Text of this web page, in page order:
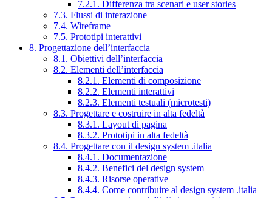
7.2.1. Differenza tra scenari e user stories
7.3. Flussi di interazione
7.4. Wireframe
7.5. Prototipi interattivi
8. Progettazione dell’interfaccia
8.1. Obiettivi dell’interfaccia
8.2. Elementi dell’interfaccia
8.2.1. Elementi di composizione
8.2.2. Elementi interattivi
8.2.3. Elementi testuali (microtesti)
8.3. Progettare e costruire in alta fedeltà
8.3.1. Layout di pagina
8.3.2. Prototipi in alta fedeltà
8.4. Progettare con il design system .italia
8.4.1. Documentazione
8.4.2. Benefici del design system
8.4.3. Risorse operative
8.4.4. Come contribuire al design system .italia